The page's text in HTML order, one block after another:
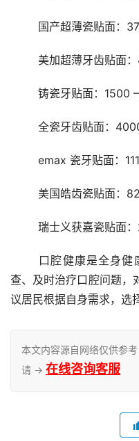
国产超薄瓷贴面：
美加超薄牙齿贴面
铸瓷牙贴面：1500
全瓷牙齿贴面：
emax 瓷牙贴面：
美国皓齿瓷贴面：
瑞士义获嘉瓷贴面
查、及时治疗口腔问题，
议居民根据自身需求，选
本文内容源自网络仅供参
请 → 在线咨询客服